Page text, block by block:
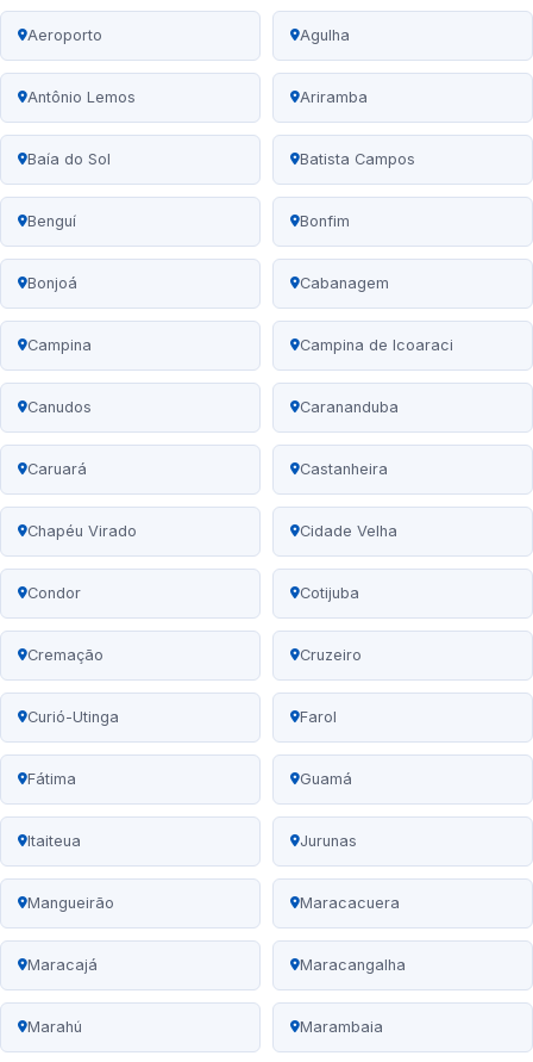
Aeroporto Agulha
Antônio Lemos Ariramba
Baía do Sol Batista Campos
Benguí Bonfim
Bonjoá Cabanagem
Campina Campina de Icoaraci
Canudos Carananduba
Caruará Castanheira
Chapéu Virado Cidade Velha
Condor Cotijuba
Cremação Cruzeiro
Curió-Utinga Farol
Fátima Guamá
Itaiteua Jurunas
Mangueirão Maracacuera
Maracajá Maracangalha
Marahú Marambaia